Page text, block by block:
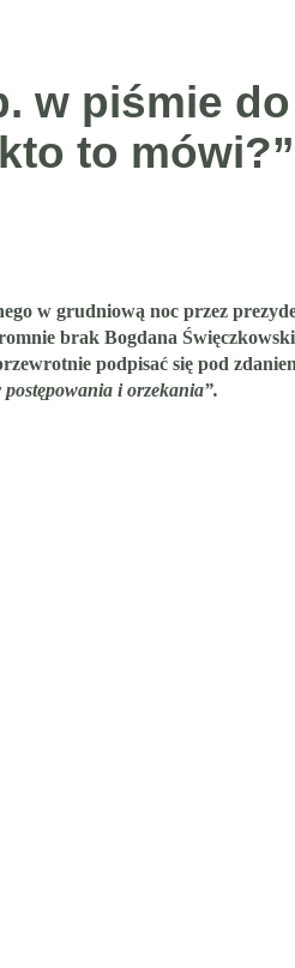
w piśmie
to mówi?”
w grudniową noc przez
brak Bogdana
podpisać się pod
i orzekania”.